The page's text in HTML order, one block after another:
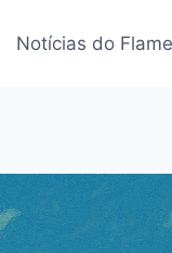
Notícias do